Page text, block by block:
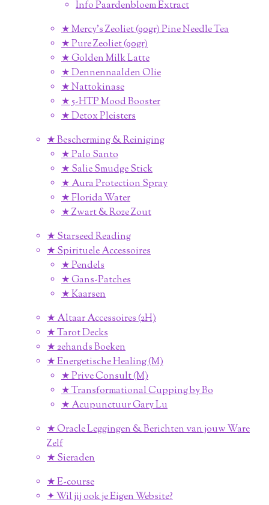
Info Paardenbloem Extract
★ Mercy's Zeoliet (90gr) Pine Needle Tea
★ Pure Zeoliet (90gr)
★ Golden Milk Latte
★ Dennennaalden Olie
★ Nattokinase
★ 5-HTP Mood Booster
★ Detox Pleisters
★ Bescherming & Reiniging
★ Palo Santo
★ Salie Smudge Stick
★ Aura Protection Spray
★ Florida Water
★ Zwart & Roze Zout
★ Starseed Reading
★ Spirituele Accessoires
★ Pendels
★ Gans-Patches
★ Kaarsen
★ Altaar Accessoires (2H)
★ Tarot Decks
★ 2ehands Boeken
★ Energetische Healing (M)
★ Prive Consult (M)
★ Transformational Cupping by Bo
★ Acupunctuur Gary Lu
★ Oracle Leggingen & Berichten van jouw Ware
Zelf
★ Sieraden
★ E-course
✦ Wil jij ook je Eigen Website?